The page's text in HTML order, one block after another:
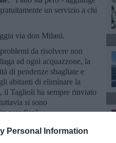
Personal Information
un servizio a chi
via don Milani.
da risolvere non
ad ogni acquazzone, la
di pendenze sbagliate e
abitanti di eliminare la
il Taglioli ha sempre rinviato
si sono
paradiso".
per sostenere a Uliveto
pagati i consumi di